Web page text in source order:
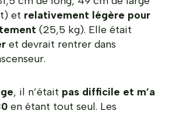
et relativement légère pour
(25,5 kg). Elle était
et devrait rentrer dans
, il n’était pas difficile et m’a
en étant tout seul. Les